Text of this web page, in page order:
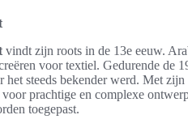
vindt zijn roots in de 13e eeuw.
voor textiel. Gedurende de
steeds bekender werd. Met
prachtige en complexe
toegepast.